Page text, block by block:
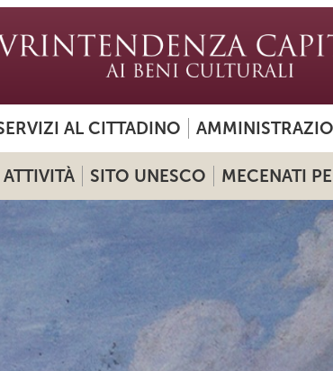
AL CITTADINO
ATTIVITÀ SITO UNESCO MECENATI